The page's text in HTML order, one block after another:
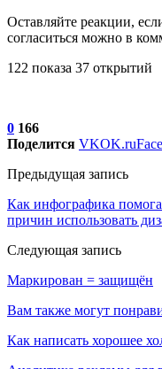
Оставляйте реакции,
согласиться можно в
122 показа 37 открытий
0 166
Поделится VKOK.ru
Предыдущая запись
Как инфографика
причин использовать
Следующая запись
Маркирован = защищён
Вам также могут
Как написать хорошее